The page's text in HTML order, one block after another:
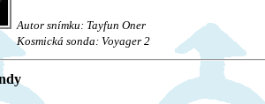
Autor snímku: Tayfun Oner
Kosmická sonda: Voyager 2